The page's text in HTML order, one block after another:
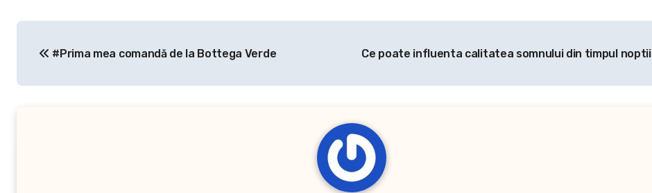
articole
#Prima mea comandă de la Bottega Verde Ce poate influenta calitatea somnului din timpul noptii